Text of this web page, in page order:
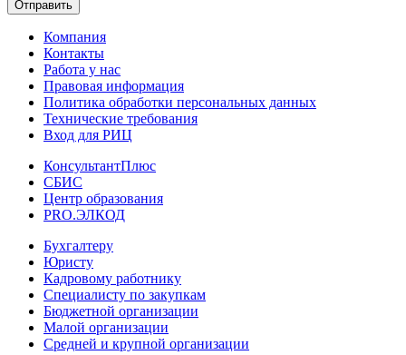
Отправить
Компания
Контакты
Работа у нас
Правовая информация
Политика обработки персональных данных
Технические требования
Вход для РИЦ
КонсультантПлюс
СБИС
Центр образования
PRO.ЭЛКОД
Бухгалтеру
Юристу
Кадровому работнику
Специалисту по закупкам
Бюджетной организации
Малой организации
Средней и крупной организации